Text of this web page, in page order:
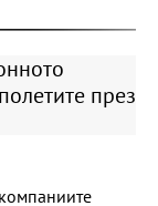
през